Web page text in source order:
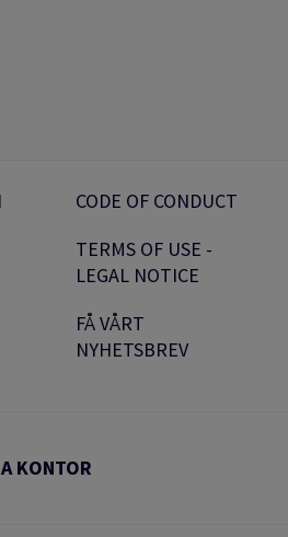
CODE OF CONDUCT
TERMS OF USE -
LEGAL NOTICE
FÅ VÅRT
NYHETSBREV
KONTOR